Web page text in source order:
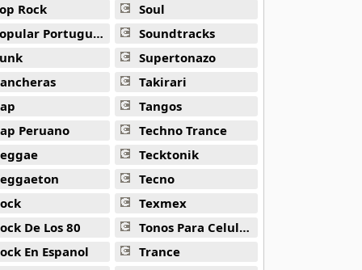
Rock
Portuguesa
Peruano
De Los 80
En Espanol
Soul
Soundtracks
Supertonazo
Takirari
Tangos
Techno Trance
Tecktonik
Tecno
Texmex
Tonos Para Celulares
Trance